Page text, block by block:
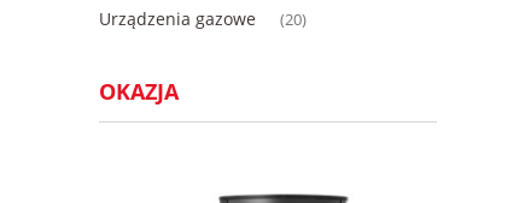
Urządzenia gazowe (20)
OKAZJA